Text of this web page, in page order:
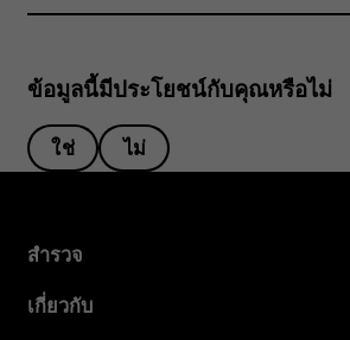
ข้อมูลนี้มีประโยชน์กับคุณหรือไม่
ใช่ ไม่
สำรวจ
เกี่ยวกับ